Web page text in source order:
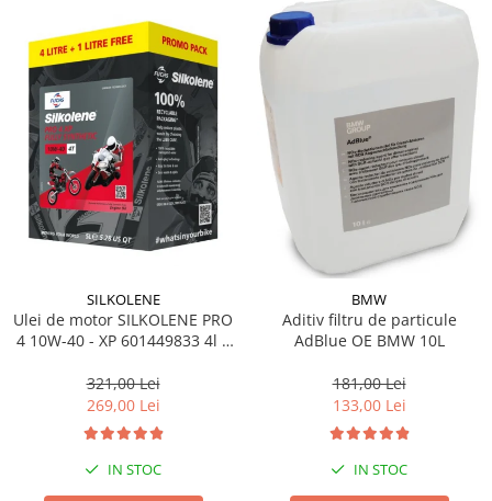
SILKOLENE
Ulei de motor SILKOLENE PRO
4 10W-40 - XP 601449833 4l +
321,00 Lei
269,00 Lei
IN STOC
BMW
Aditiv filtru de particule
AdBlue OE BMW 10L
181,00 Lei
133,00 Lei
IN STOC